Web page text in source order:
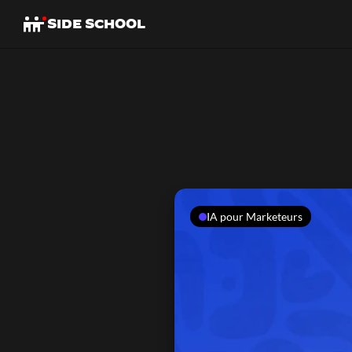
IA pour Marketeurs
SIDE SCHOOL